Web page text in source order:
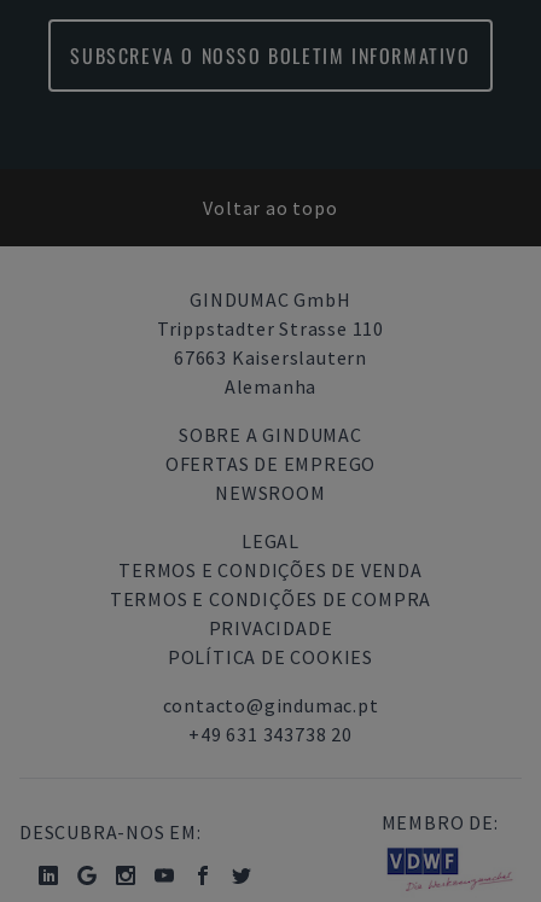
SUBSCREVA O NOSSO BOLETIM INFORMATIVO
Voltar ao topo
GINDUMAC GmbH
Trippstadter Strasse 110
67663 Kaiserslautern
Alemanha
SOBRE A GINDUMAC
OFERTAS DE EMPREGO
NEWSROOM
LEGAL
TERMOS E CONDIÇÕES DE VENDA
TERMOS E CONDIÇÕES DE COMPRA
PRIVACIDADE
POLÍTICA DE COOKIES
contacto@gindumac.pt
+49 631 343738 20
DESCUBRA-NOS EM: MEMBRO DE: